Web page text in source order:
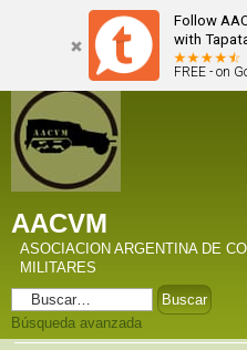
Follow
with
FREE - on
AACVM
ASOCIACION ARGENTINA DE
MILITARES
Búsqueda avanzada